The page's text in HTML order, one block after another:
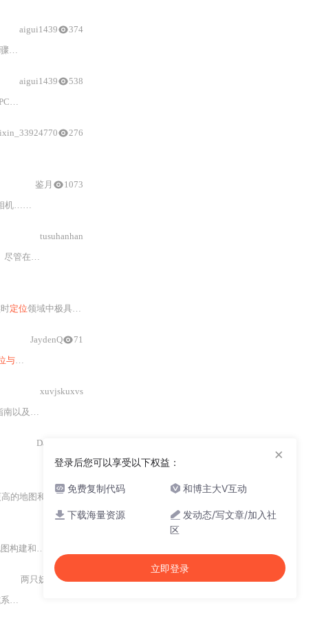
及ICP/
aigui1439 374
服务2D导航栈、集成
aigui1439 538
276
简单来说在机器人领域中不同的机器人有不同的结构，总体虽然不一样，但是采用“模块化，分布式”的思想就可以将机器人分解成通用模块（雷达、双目、相机……）所以可以理解为ROS就是机器人界的安卓；ROS中的各种节点就相当于各种手机的app,任何可以用单片机控制的模块都能用ROS来实现；
鉴月 1073
知地图的情况下，
tusuhanhan
定位领域中极具代表性的融合技术实践。该方案并非孤立使用单一算法，而是构建了一套“前端
建图
JaydenQ 71
及参数
xuvjskuxvs
Davider_Wu
地图和位姿信息。
构建和定位
在解释文件信息中提及的知识点之前，我们首先需要了解ROS2（Robot Operating System 2）的基础知识，它是一个用于机器人应用开发的框架，支持分布式系统设计，提供工具和库以帮助软件开发人员创建复杂机器人行为。它包含了许多可以互相通信的节点（nodes），它们共同工作以完成机器人的任务。### ROS2紧耦合激光雷达惯性导航系统（
两只妖精同上树
登录后您可以享受以下权益：
免费复制代码 和博主大V互动
下载海量资源
发动态/写文章/加入社
区
×
立即登录